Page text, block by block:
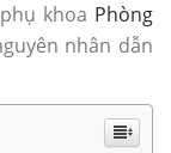
khoa Phòng
nhân dẫn